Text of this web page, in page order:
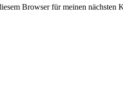
Browser für meinen nächsten